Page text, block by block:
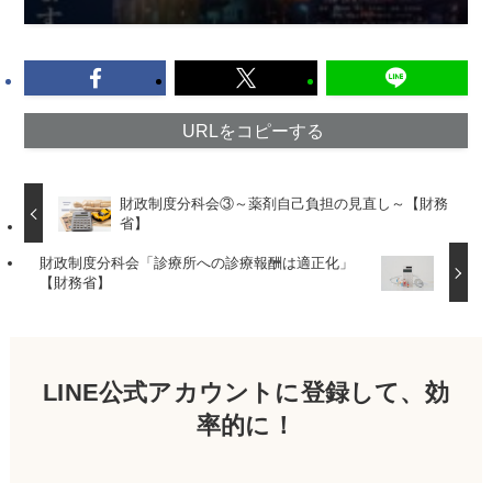
URLをコピーする
財政制度分科会③～薬剤自己負担の見直し～【財務
省】
財政制度分科会「診療所への診療報酬は適正化」
【財務省】
LINE公式アカウントに登録して、効
率的に！